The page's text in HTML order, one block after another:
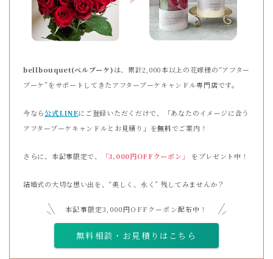
bellbouquet(ベルブーケ)は、累計2,000本以上の花嫁様の“アフター
ブーケ”をサポートしてきたアフターブーケキャンドル専門店です。
今なら公式LINEにご登録いただくだけで、「あなたのイメージに合う
アフターブーケキャンドルとお見積り」を無料でご案内！
さらに、本記事限定で、 「3,000円OFFクーポン」 をプレゼント中！
結婚式の大切な想い出を、“美しく、永く” 残してみませんか？
本記事限定3,000円OFFクーポン配布中！
無料相談・お見積りはこちら